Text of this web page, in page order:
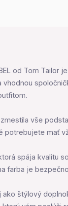
od Tom
vše
mať
spája kvalitu
farba je
štýlový